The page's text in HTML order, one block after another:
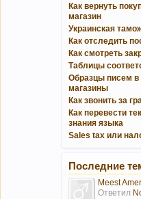
Как вернуть
магазин
Украинская
Как отследить
Как смотреть
Таблицы
Образцы писем в
магазины
Как звонить за
Как перевести
знания языка
Sales tax или
Последние
Meest
Ответил